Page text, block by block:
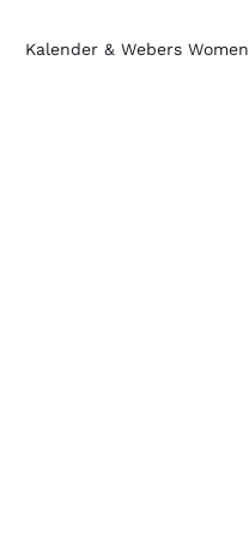
Kalender & Webers Women